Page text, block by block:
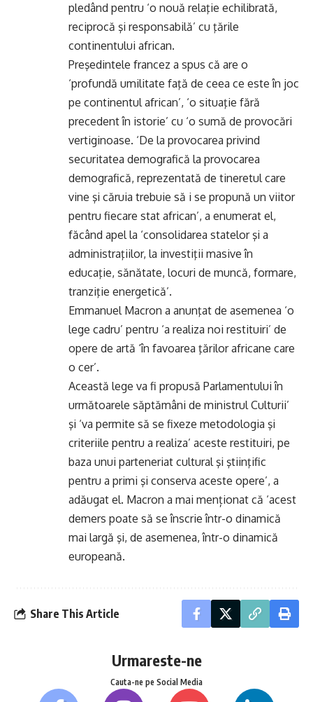
pledând pentru ‘o nouă relaţie echilibrată,
reciprocă şi responsabilă’ cu ţările
continentului african.
Preşedintele francez a spus că are o
‘profundă umilitate faţă de ceea ce este în joc
pe continentul african’, ‘o situaţie fără
precedent în istorie’ cu ‘o sumă de provocări
vertiginoase. ‘De la provocarea privind
securitatea demografică la provocarea
demografică, reprezentată de tineretul care
vine şi căruia trebuie să i se propună un viitor
pentru fiecare stat african’, a enumerat el,
făcând apel la ‘consolidarea statelor şi a
administraţiilor, la investiţii masive în
educaţie, sănătate, locuri de muncă, formare,
tranziţie energetică’.
Emmanuel Macron a anunţat de asemenea ‘o
lege cadru’ pentru ‘a realiza noi restituiri’ de
opere de artă ‘în favoarea ţărilor africane care
o cer’.
Această lege va fi propusă Parlamentului în
următoarele săptămâni de ministrul Culturii’
şi ‘va permite să se fixeze metodologia şi
criteriile pentru a realiza’ aceste restituiri, pe
baza unui parteneriat cultural şi ştiinţific
pentru a primi şi conserva aceste opere’, a
adăugat el. Macron a mai menționat că ‘acest
demers poate să se înscrie într-o dinamică
mai largă şi, de asemenea, într-o dinamică
europeană.
Share This Article
Urmareste-ne
Cauta-ne pe Social Media